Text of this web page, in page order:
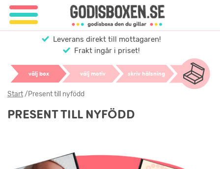
Leverans direkt till mottagaren!
Frakt ingår i priset!
välj box välj motiv skriv hälsning
Start/Present till nyfödd
PRESENT TILL NYFÖDD